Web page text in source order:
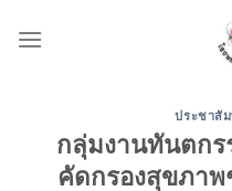
ประชาสั
กลุ่มงานทันตกร
คัดกรองสุขภาพ